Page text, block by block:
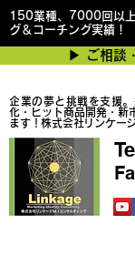
150業種、7000回以
グ＆コーチング実績！
企業の夢と挑戦を支援
化・ヒット商品開発・新
ます！株式会社リンケー
▶︎ ご相談